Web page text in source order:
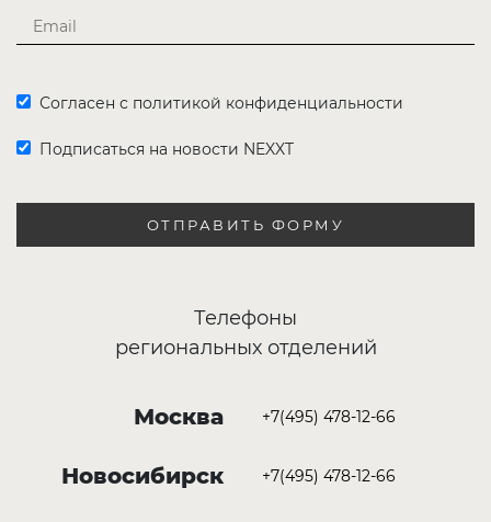
Согласен с политикой конфиденциальности
Подписаться на новости NEXXT
ОТПРАВИТЬ ФОРМУ
Телефоны
региональных отделений
Москва +7(495) 478-12-66
Новосибирск +7(495) 478-12-66